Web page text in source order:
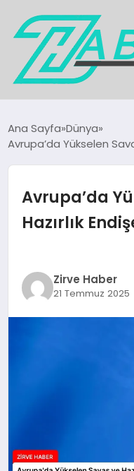
GÜNDEM
EKONOMI
MAGAZIN
KÜLTÜR & SANAT
Ana Sayfa Dünya
Avrupa’da Yükselen
Avrupa’da
Hazırlık
Zirve Haber
21 Temmuz 2025